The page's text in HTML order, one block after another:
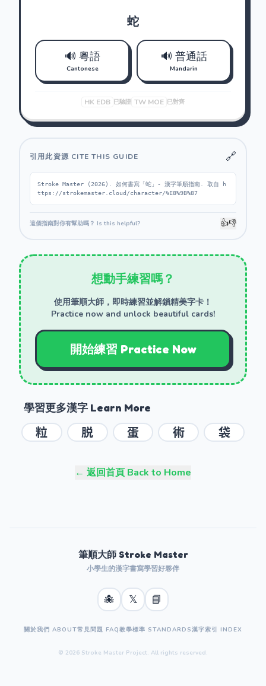
蛇
🔊 粵語
Cantonese
🔊 普通話
Mandarin
HK EDB 已驗證 TW MOE 已對齊
引用此資源 CITE THIS GUIDE 🔗
Stroke Master (2026). 如何書寫「蛇」- 漢字筆順指南. 取自 h
ttps://strokemaster.cloud/character/%E8%9B%87
這個指南對你有幫助嗎？ Is this helpful? 👍👎
想動手練習嗎？
使用筆順大師，即時練習並解鎖精美字卡！
Practice now and unlock beautiful cards!
開始練習 Practice Now
學習更多漢字 Learn More
粒 脱 蛋 術 袋
← 返回首頁 Back to Home
筆順大師 Stroke Master
小學生的漢字書寫學習好夥伴
🐙 𝕏 📘
關於我們 ABOUT常見問題 FAQ教學標準 STANDARDS漢字索引 INDEX
© 2026 Stroke Master Project. All rights reserved.